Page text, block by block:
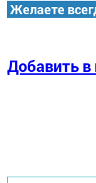
Желаете
Добавить в